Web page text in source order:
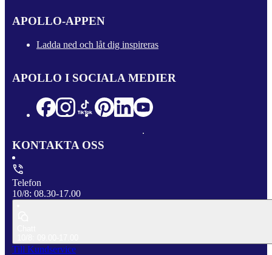
APOLLO-APPEN
Ladda ned och låt dig inspireras
APOLLO I SOCIALA MEDIER
KONTAKTA OSS
Telefon
10/8: 08.30-17.00
Till Kundservice